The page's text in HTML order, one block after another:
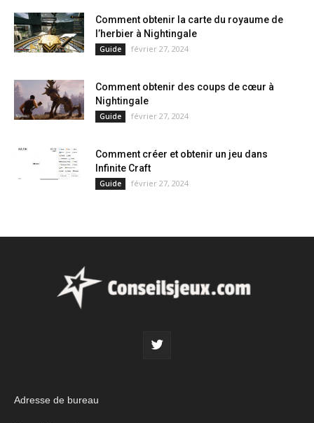
Comment obtenir la carte du royaume de
l’herbier à Nightingale
Guide février 27, 2024
Comment obtenir des coups de cœur à
Nightingale
Guide février 27, 2024
Comment créer et obtenir un jeu dans
Infinite Craft
Guide février 27, 2024
Adresse de bureau